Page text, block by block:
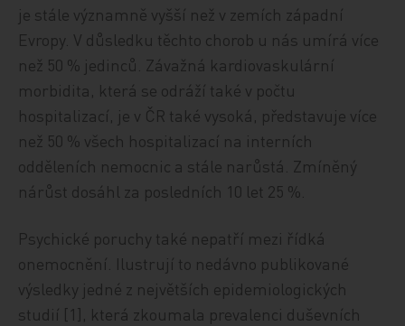
je stále významně vyšší než v zemích západní
Evropy. V důsledku těchto chorob u nás umírá více
než 50 % jedinců. Závažná kardiovaskulární
morbidita, která se odráží také v počtu
hospitalizací, je v ČR také vysoká, představuje více
než 50 % všech hospitalizací na interních
odděleních nemocnic a stále narůstá. Zmíněný
nárůst dosáhl za posledních 10 let 25 %.
Psychické poruchy také nepatří mezi řídká
onemocnění. Ilustrují to nedávno publikované
výsledky jedné z největších epidemiologických
studií [1], která zkoumala prevalenci duševních